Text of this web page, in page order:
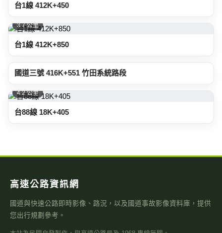
台1線 412K+450
3.7 公里
台1線 412K+850
國道三號 416K+551 竹田系統路段
4.2 公里
台88線 18K+405
高速公路資訊網
國道與快速公路即時影像、路況，以及國道事故影像資料庫，提供
您出行規劃參考。